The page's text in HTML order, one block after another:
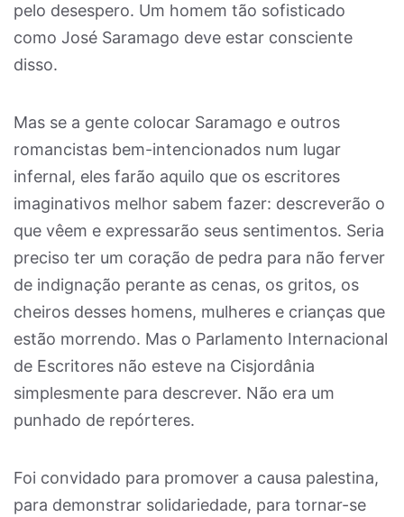
pelo desespero. Um homem tão sofisticado
como José Saramago deve estar consciente
disso.
Mas se a gente colocar Saramago e outros
romancistas bem-intencionados num lugar
infernal, eles farão aquilo que os escritores
imaginativos melhor sabem fazer: descreverão o
que vêem e expressarão seus sentimentos. Seria
preciso ter um coração de pedra para não ferver
de indignação perante as cenas, os gritos, os
cheiros desses homens, mulheres e crianças que
estão morrendo. Mas o Parlamento Internacional
de Escritores não esteve na Cisjordânia
simplesmente para descrever. Não era um
punhado de repórteres.
Foi convidado para promover a causa palestina,
para demonstrar solidariedade, para tornar-se